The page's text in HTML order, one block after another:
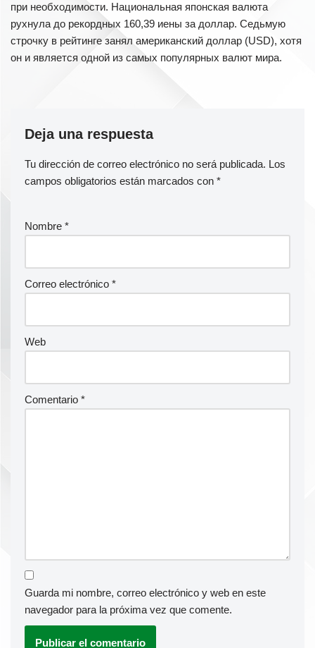
при необходимости. Национальная японская валюта
рухнула до рекордных 160,39 иены за доллар. Седьмую
строчку в рейтинге занял американский доллар (USD), хотя
он и является одной из самых популярных валют мира.
Deja una respuesta
Tu dirección de correo electrónico no será publicada. Los
campos obligatorios están marcados con *
Nombre *
Correo electrónico *
Web
Comentario *
Guarda mi nombre, correo electrónico y web en este
navegador para la próxima vez que comente.